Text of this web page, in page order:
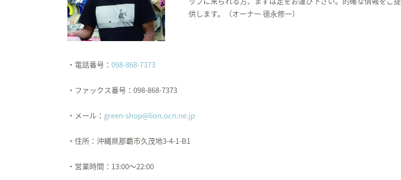
供します。（オーナー 德永修一）
・電話番号： 098-868-7373
・ファックス番号：098-868-7373
・メール： green-shop@lion.ocn.ne.jp
・住所：沖縄県那覇市久茂地3-4-1-B1
・営業時間：13:00〜22:00